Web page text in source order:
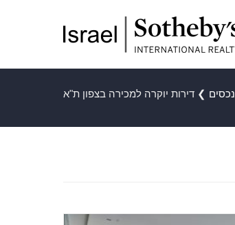
נכסים ❯ דירות יוקרה למכירה בצפון ת"א